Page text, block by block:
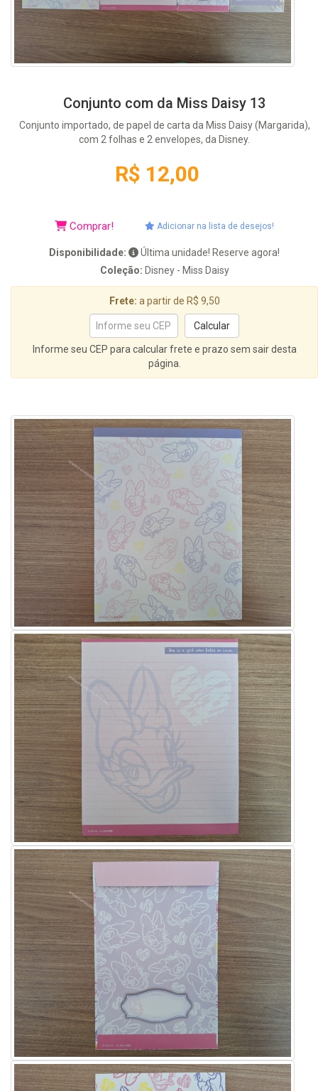
Conjunto com da Miss Daisy 13
Conjunto importado, de papel de carta da Miss Daisy (Margarida),
com 2 folhas e 2 envelopes, da Disney.
R$ 12,00
Comprar! Adicionar na lista de desejos!
Disponibilidade:
Última unidade! Reserve agora!
Coleção: Disney - Miss Daisy
Frete: a partir de R$ 9,50
Informe seu CEP para calcular frete e prazo sem sair desta
página.